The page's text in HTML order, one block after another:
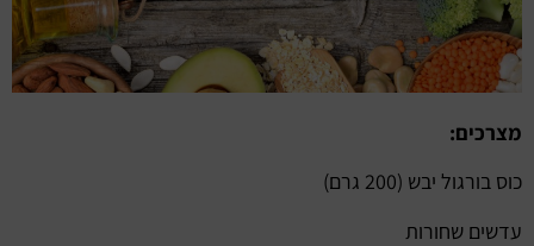
מצרכים:
כוס בורגול יבש (200 גרם)
עדשים שחורות